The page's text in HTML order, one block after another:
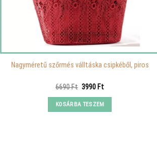
Nagyméretű szőrmés válltáska csipkéből, piros
6690Ft Original
was:
6690 Ft.
3990 FtCurrent
is:
3990 Ft.
KOSÁRBA TESZEM